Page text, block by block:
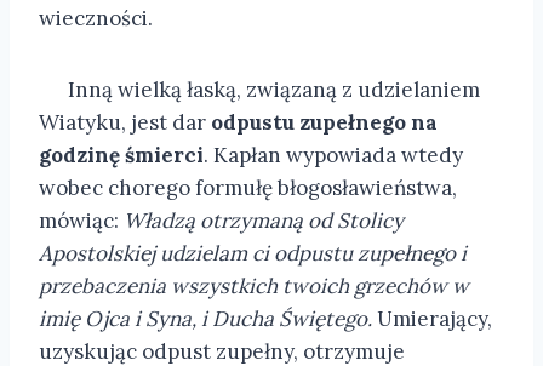
wieczności.
Inną wielką łaską, związaną z udzielaniem
Wiatyku, jest dar odpustu zupełnego na
godzinę śmierci. Kapłan wypowiada wtedy
wobec chorego formułę błogosławieństwa,
mówiąc: Władzą otrzymaną od Stolicy
Apostolskiej udzielam ci odpustu zupełnego i
przebaczenia wszystkich twoich grzechów w
imię Ojca i Syna, i Ducha Świętego.Umierający,
uzyskując odpust zupełny, otrzymuje